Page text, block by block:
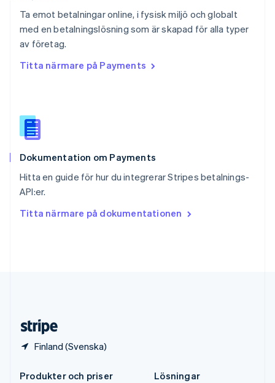
Ta emot betalningar online, i fysisk miljö och globalt
med en betalningslösning som är skapad för alla typer
av företag.
Titta närmare på Payments
Dokumentation om Payments
Hitta en guide för hur du integrerar Stripes betalnings-
API:er.
Titta närmare på dokumentationen
Finland (Svenska)
DeutschFrançaisItalianoEnglish
Singapore
English简体中文
English
Español
Storbritannien
Sverige
Thailand
ไทย
English
Produkter och priser
Lösningar